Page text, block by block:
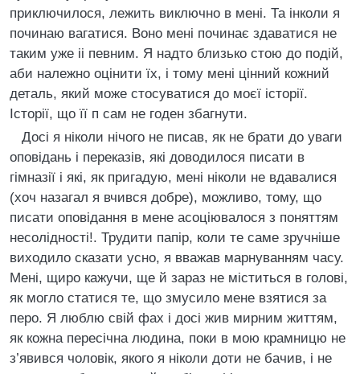
приключилося, лежить виключно в мені. Та інколи я
починаю вагатися. Воно мені починає здаватися не
таким уже іі певним. Я надто близько стою до подій,
аби належно оцінити їх, і тому мені цінний кожний
деталь, який може стосуватися до моєї історії.
Історії, що її п сам не годен збагнути.
Досі я ніколи нічого не писав, як не брати до уваги
оповідань і переказів, які доводилося писати в
гімназії і які, як пригадую, мені ніколи не вдавалися
(хоч назагал я вчився добре), можливо, тому, що
писати оповідання в мене асоціювалося з поняттям
несолідності!. Трудити папір, коли те саме зручніше
виходило сказати усно, я вважав марнуванням часу.
Мені, щиро кажучи, ще й зараз не міститься в голові,
як могло статися те, що змусило мене взятися за
перо. Я люблю свій фах і досі жив мирним життям,
як кожна пересічна людина, поки в мою крамницю не
з’явився чоловік, якого я ніколи доти не бачив, і не